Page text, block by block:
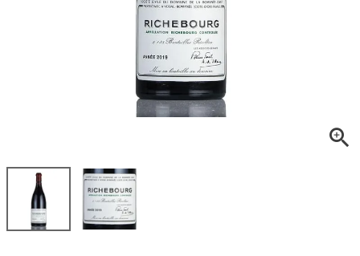
DRC
ボルドー
ローヌ
赤ワイン
スパークリング
〜9,999円
40,000円〜79,999円
お得な情報を受け取る